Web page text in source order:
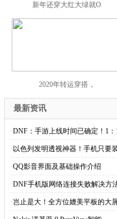
新年还穿大红大绿就O
2020年转运穿搭，
最新资讯
·DNF：手游上线时间已确定！1：
· 以色列发明透视神器！手机只要
·QQ影音界面及基础操作介绍
·DNF手机版网络连接失败解决方
·岂止是大！全方位媲美平板的大